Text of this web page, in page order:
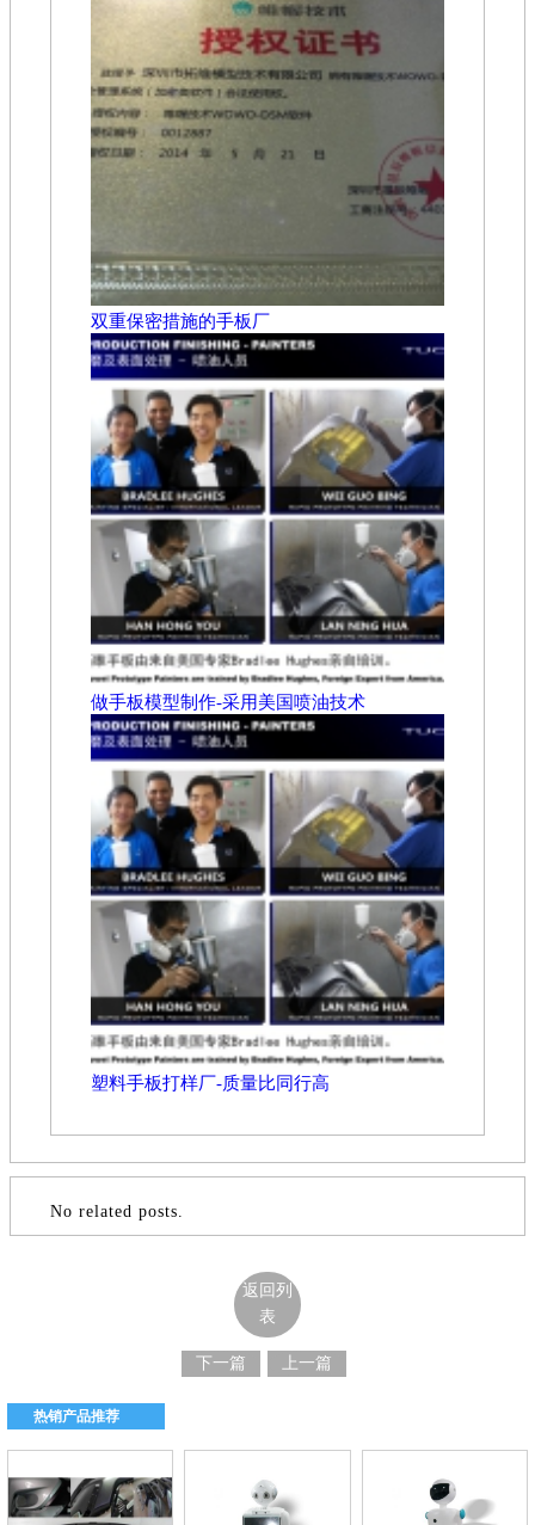
双重保密措施的手板厂
做手板模型制作-采用美国喷油技术
塑料手板打样厂-质量比同行高
No related posts.
返回列
表
下一篇 上一篇
热销产品推荐